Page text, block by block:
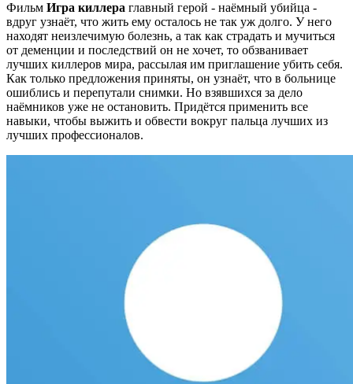
Фильм Игра киллера главный герой - наёмный убийца -
вдруг узнаёт, что жить ему осталось не так уж долго. У него
находят неизлечимую болезнь, а так как страдать и мучиться
от деменции и последствий он не хочет, то обзванивает
лучших киллеров мира, рассылая им приглашение убить себя.
Как только предложения приняты, он узнаёт, что в больнице
ошиблись и перепутали снимки. Но взявшихся за дело
наёмников уже не остановить. Придётся применить все
навыки, чтобы выжить и обвести вокруг пальца лучших из
лучших профессионалов.